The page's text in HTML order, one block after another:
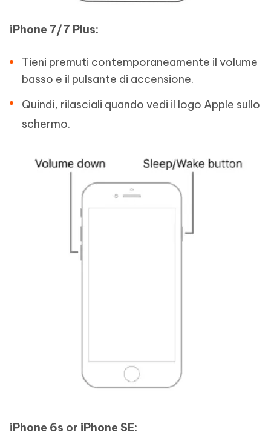
iPhone 7/7 Plus:
Tieni premuti contemporaneamente il volume
basso e il pulsante di accensione.
Quindi, rilasciali quando vedi il logo Apple sullo
schermo.
iPhone 6s or iPhone SE: